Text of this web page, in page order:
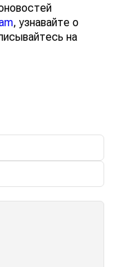
, узнавайте о
на